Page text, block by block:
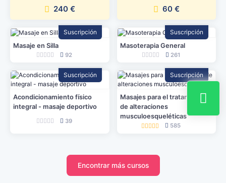
240 € 60 €
Suscripción
Masaje en Silla
92
Suscripción
Masoterapia General
261
Suscripción
Acondicionamiento físico
integral - masaje deportivo
39
Suscripción
Masajes para el tratamiento
de alteraciones
musculoesqueléticas
585
Encontrar más cursos